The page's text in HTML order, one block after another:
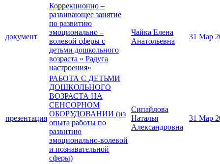
документ
Коррекционно –
развивающее занятие
по развитию
эмоционально –
волевой сферы с
детьми дошкольного
возраста « Радуга
настроения»
Чайка Елена
Анатольевна
31 Мар
презентация
РАБОТА С ДЕТЬМИ
ДОШКОЛЬНОГО
ВОЗРАСТА НА
СЕНСОРНОМ
ОБОРУДОВАНИИ (из
опыта работы по
развитию
эмоционально-волевой
и познавательной
сферы)
Сипайлова
Наталья
Александровна
31 Мар